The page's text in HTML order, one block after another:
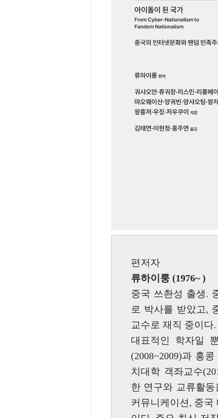
편저자
류하이룽 (1976~ )
중국 쓰촨성 출생.
로 박사를 받았고,
교수로 재직 중이
대표적인 학자일
(2008~2009)과 홍
치대학 객좌교수
한 연구와 교류활
커뮤니케이션, 중국